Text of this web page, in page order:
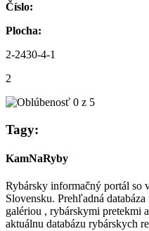
Číslo:
Plocha:
2-2430-4-1
2
Tagy:
KamNaRyby
Rybársky informačný portál so
Slovensku. Prehľadná
galériou , rybárskymi pretekmi
aktuálnu databázu rybárskych